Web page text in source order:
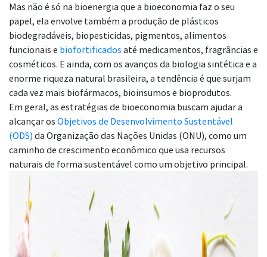
Mas não é só na bioenergia que a bioeconomia faz o seu
papel, ela envolve também a produção de plásticos
biodegradáveis, biopesticidas, pigmentos, alimentos
funcionais e biofortificados até medicamentos, fragrâncias e
cosméticos. E ainda, com os avanços da biologia sintética e a
enorme riqueza natural brasileira, a tendência é que surjam
cada vez mais biofármacos, bioinsumos e bioprodutos.
Em geral, as estratégias de bioeconomia buscam ajudar a
alcançar os Objetivos de Desenvolvimento Sustentável
(ODS) da Organização das Nações Unidas (ONU), como um
caminho de crescimento econômico que usa recursos
naturais de forma sustentável como um objetivo principal.